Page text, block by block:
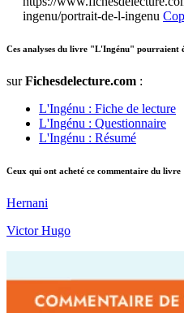
ingenu/portrait-de-l-ingenu
Ces analyses du livre "L'Ingénu" pourraient
surFichesdelecture.com :
L'Ingénu : Fiche de lecture
L'Ingénu : Questionnaire
L'Ingénu : Résumé
Ceux qui ont acheté ce commentaire du
Hernani
Victor Hugo